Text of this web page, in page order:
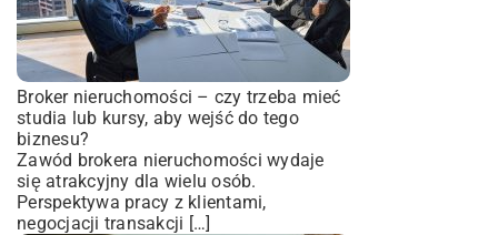
Broker nieruchomości – czy trzeba mieć
studia lub kursy, aby wejść do tego
biznesu?
Zawód brokera nieruchomości wydaje
się atrakcyjny dla wielu osób.
Perspektywa pracy z klientami,
negocjacji transakcji […]